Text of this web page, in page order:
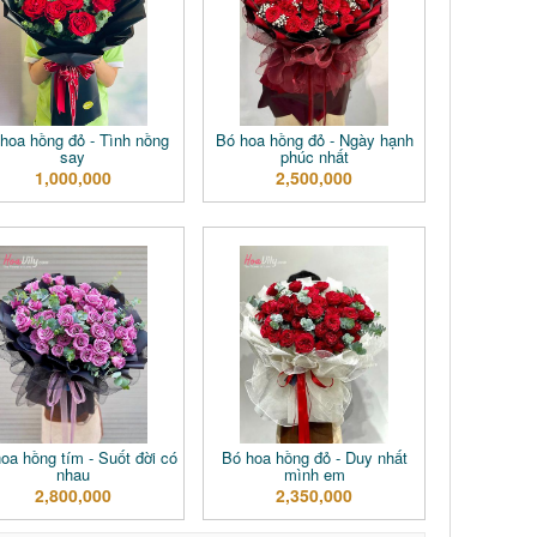
hồng đỏ - Tình nồng
say
1,000,000
Bó hoa hồng đỏ - Ngày hạnh
phúc nhất
2,500,000
hồng tím - Suốt đời có
nhau
2,800,000
Bó hoa hồng đỏ - Duy nhất
mình em
2,350,000